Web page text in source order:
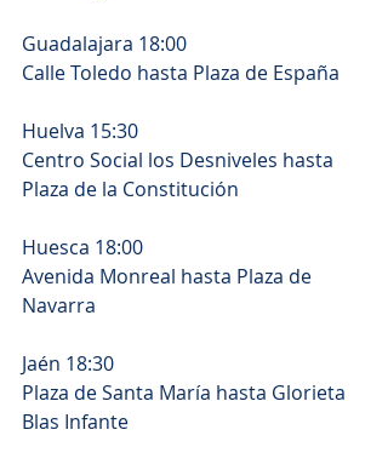
Guadalajara 18:00
Calle Toledo hasta Plaza de España
Huelva 15:30
Centro Social los Desniveles hasta
Plaza de la Constitución
Huesca 18:00
Avenida Monreal hasta Plaza de
Navarra
Jaén 18:30
Plaza de Santa María hasta Glorieta
Blas Infante